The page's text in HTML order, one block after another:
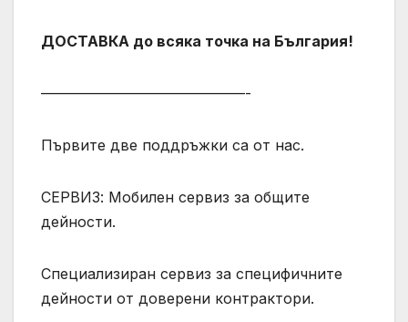
ДОСТАВКА до всяка точка на България!
——————————————-
Първите две поддръжки са от нас.
СЕРВИЗ: Мобилен сервиз за общите
дейности.
Специализиран сервиз за специфичните
дейности от доверени контрактори.